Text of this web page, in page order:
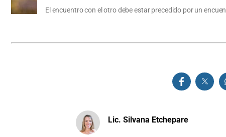
El encuentro con el otro debe estar precedido por un
Lic. Silvana Etchepare